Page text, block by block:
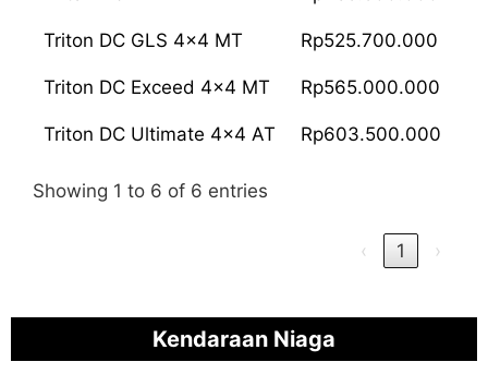
Triton DC GLS 4x4 MT Rp525.700.000
Triton DC Exceed 4x4 MT Rp565.000.000
Triton DC Ultimate 4x4 AT Rp603.500.000
Showing 1 to 6 of 6 entries
‹ 1 ›
Kendaraan Niaga